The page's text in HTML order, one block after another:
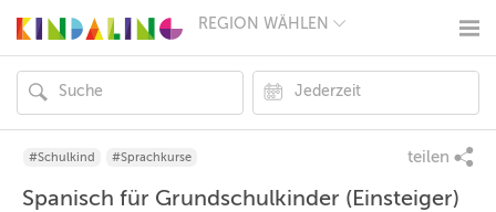
REGION WÄHLEN
MÜNCHEN
HAMBURG
FRANKFURT
KÖLN
ESSEN
#Schulkind #Sprachkurse teilen
Spanisch für Grundschulkinder (Einsteiger)